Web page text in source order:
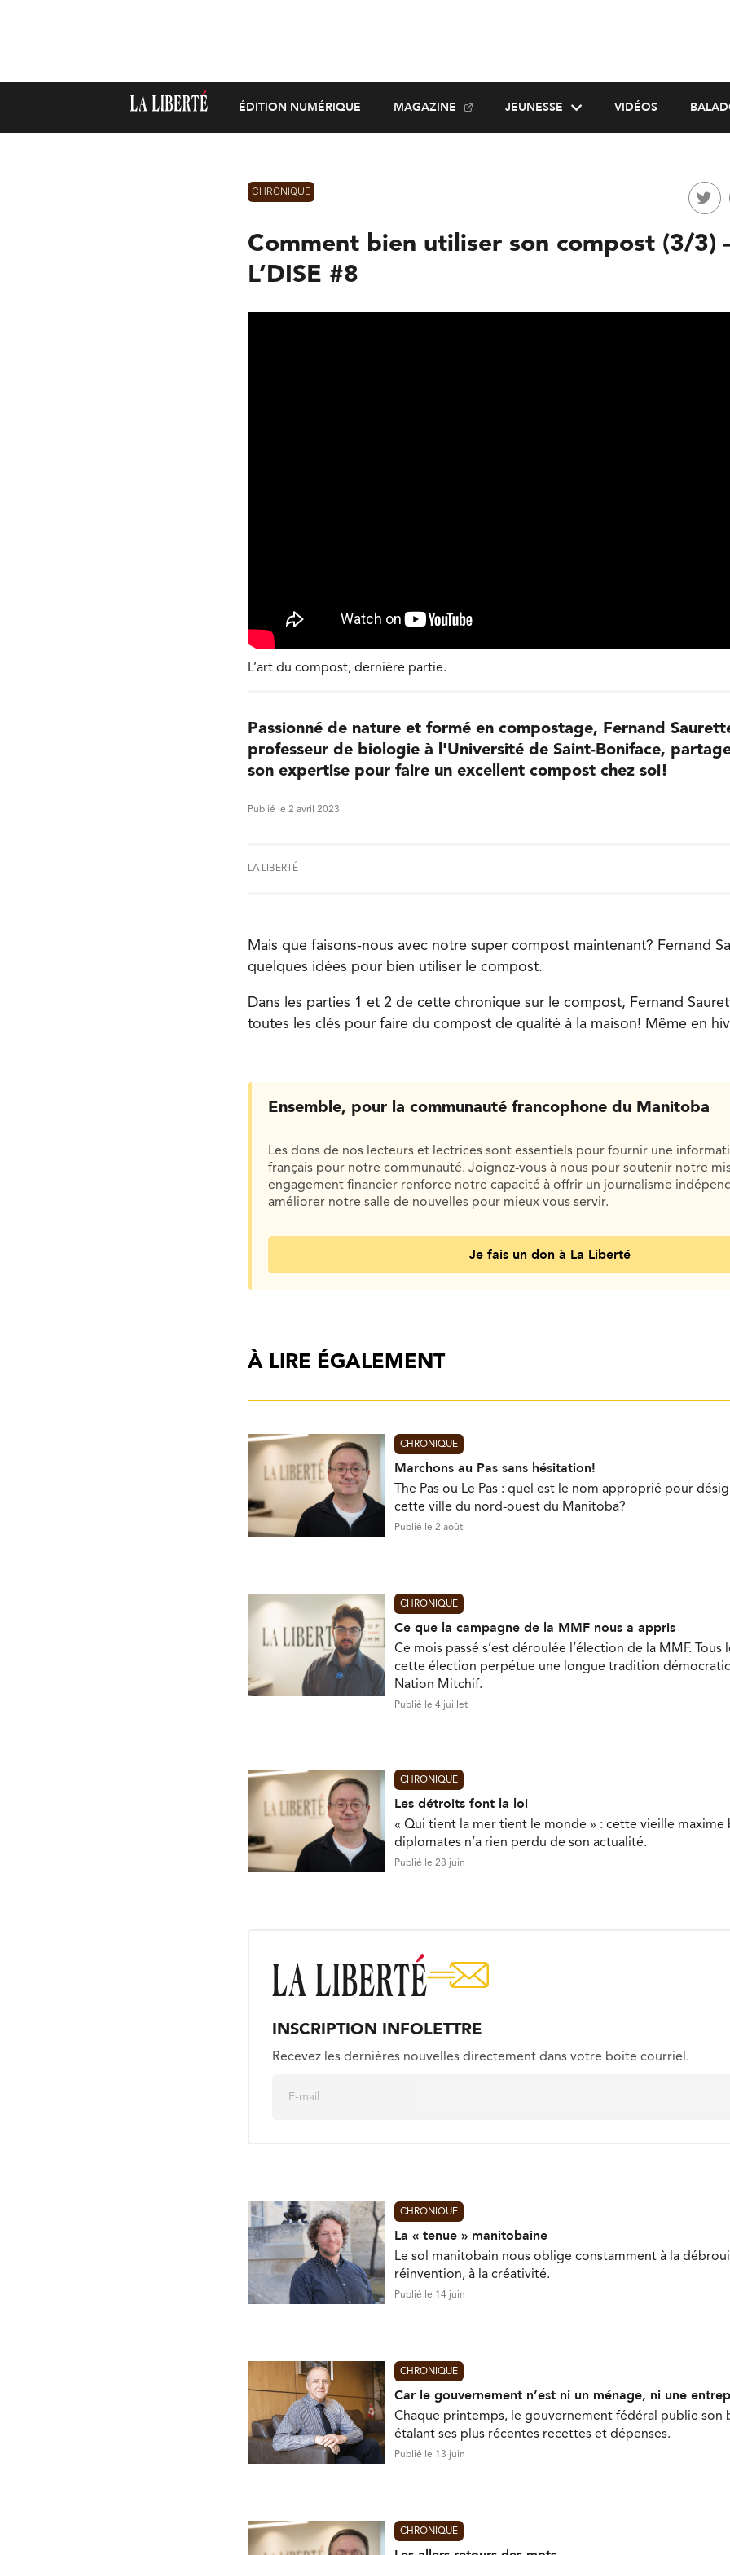
ÉDITION NUMÉRIQUE MAGAZINE JEUNESSE VIDÉOS
CHRONIQUE
Comment bien utiliser son compost (3/3)
L’DISE #8
L’art du compost, dernière partie.
Passionné de nature et formé en compostage, Fernand
professeur de biologie à l'Université de Saint-Boniface,
son expertise pour faire un excellent compost chez soi!
Publié le 2 avril 2023
LA LIBERTÉ
Mais que faisons-nous avec notre super compost maintenant? Fernand
quelques idées pour bien utiliser le compost.
Dans les parties 1 et 2 de cette chronique sur le compost, Fernand
toutes les clés pour faire du compost de qualité à la maison! Même en
Ensemble, pour la communauté francophone du Manitoba
Les dons de nos lecteurs et lectrices sont essentiels pour fournir une
français pour notre communauté. Joignez-vous à nous pour soutenir notre
engagement financier renforce notre capacité à offrir un journalisme
améliorer notre salle de nouvelles pour mieux vous servir.
Je fais un don à La Liberté
À LIRE ÉGALEMENT
CHRONIQUE
Marchons au Pas sans hésitation!
The Pas ou Le Pas : quel est le nom approprié pour
cette ville du nord-ouest du Manitoba?
Publié le 2 août
CHRONIQUE
Ce que la campagne de la MMF nous a appris
Ce mois passé s’est déroulée l’élection de la MMF. Tous
cette élection perpétue une longue tradition
Nation Mitchif.
Publié le 4 juillet
CHRONIQUE
Les détroits font la loi
« Qui tient la mer tient le monde » : cette vieille maxime
diplomates n’a rien perdu de son actualité.
Publié le 28 juin
INSCRIPTION INFOLETTRE
Recevez les dernières nouvelles directement dans votre boite courriel.
CHRONIQUE
La « tenue » manitobaine
Le sol manitobain nous oblige constamment à la
réinvention, à la créativité.
Publié le 14 juin
CHRONIQUE
Car le gouvernement n’est ni un ménage, ni une
Chaque printemps, le gouvernement fédéral publie son
étalant ses plus récentes recettes et dépenses.
Publié le 13 juin
CHRONIQUE